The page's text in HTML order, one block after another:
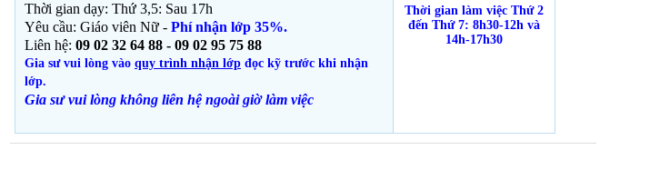
Thời gian dạy: Thứ 3,5: Sau 17h
Yêu cầu: Giáo viên Nữ - Phí nhận lớp 35%.
Liên hệ: 09 02 32 64 88 - 09 02 95 75 88
Gia sư vui lòng vào quy trình nhận lớp đọc kỹ trước khi nhận
lớp.
Gia sư vui lòng không liên hệ ngoài giờlàm việc
Thời gian làm việc Thứ 2
đến Thứ 7: 8h30-12h và
14h-17h30